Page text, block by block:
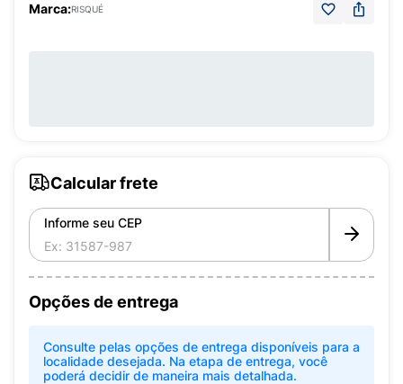
Marca:RISQUÉ
Calcular frete
Informe seu CEP
Opções de entrega
Consulte pelas opções de entrega disponíveis para a
localidade desejada. Na etapa de entrega, você
poderá decidir de maneira mais detalhada.